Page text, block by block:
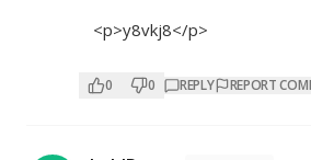
<p>y8vkj8</p>
0 0 REPLY REPORT